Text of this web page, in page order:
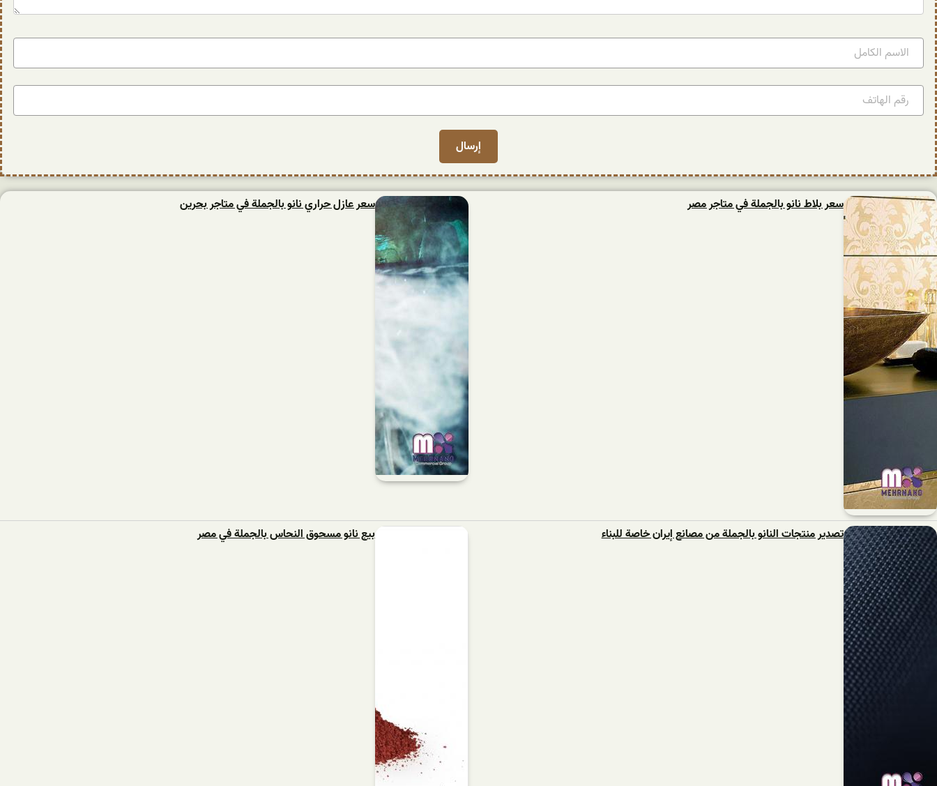
سعر بلاط نانو بالجملة في متاجر مصر سعر عازل حراري نانو بالجملة في متاجر بحرين
تصدير منتجات النانو بالجملة من مصانع إيران خاصة للبناء بيع نانو مسحوق النحاس بالجملة في مصر